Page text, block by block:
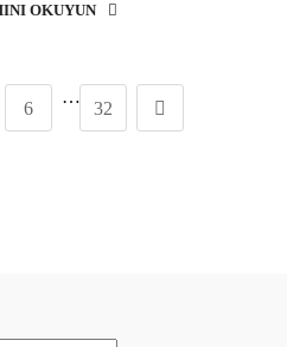
OKUYUN
6
…
32